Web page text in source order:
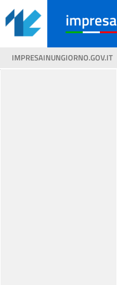
impresa
IMPRESAINUNGIORNO.GOV.IT